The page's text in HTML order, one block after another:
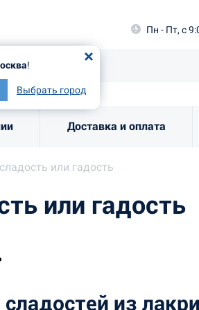
!
Выбрать город
Пн - Пт, с
Доставка и оплата
Ваш городМосква
Все верно
или гадость
или гадость
из